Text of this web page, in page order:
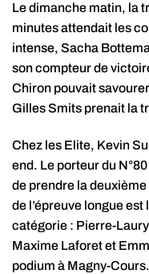
Le dimanche matin, la
minutes attendait les
intense, Sacha
son compteur de
Chiron pouvait
Gilles Smits prenait la
Chez les Elite, Kevin
end. Le porteur du
de prendre la
de l’épreuve longue
catégorie : Pierre-
Maxime Laforet et
podium à Magny-Cours.